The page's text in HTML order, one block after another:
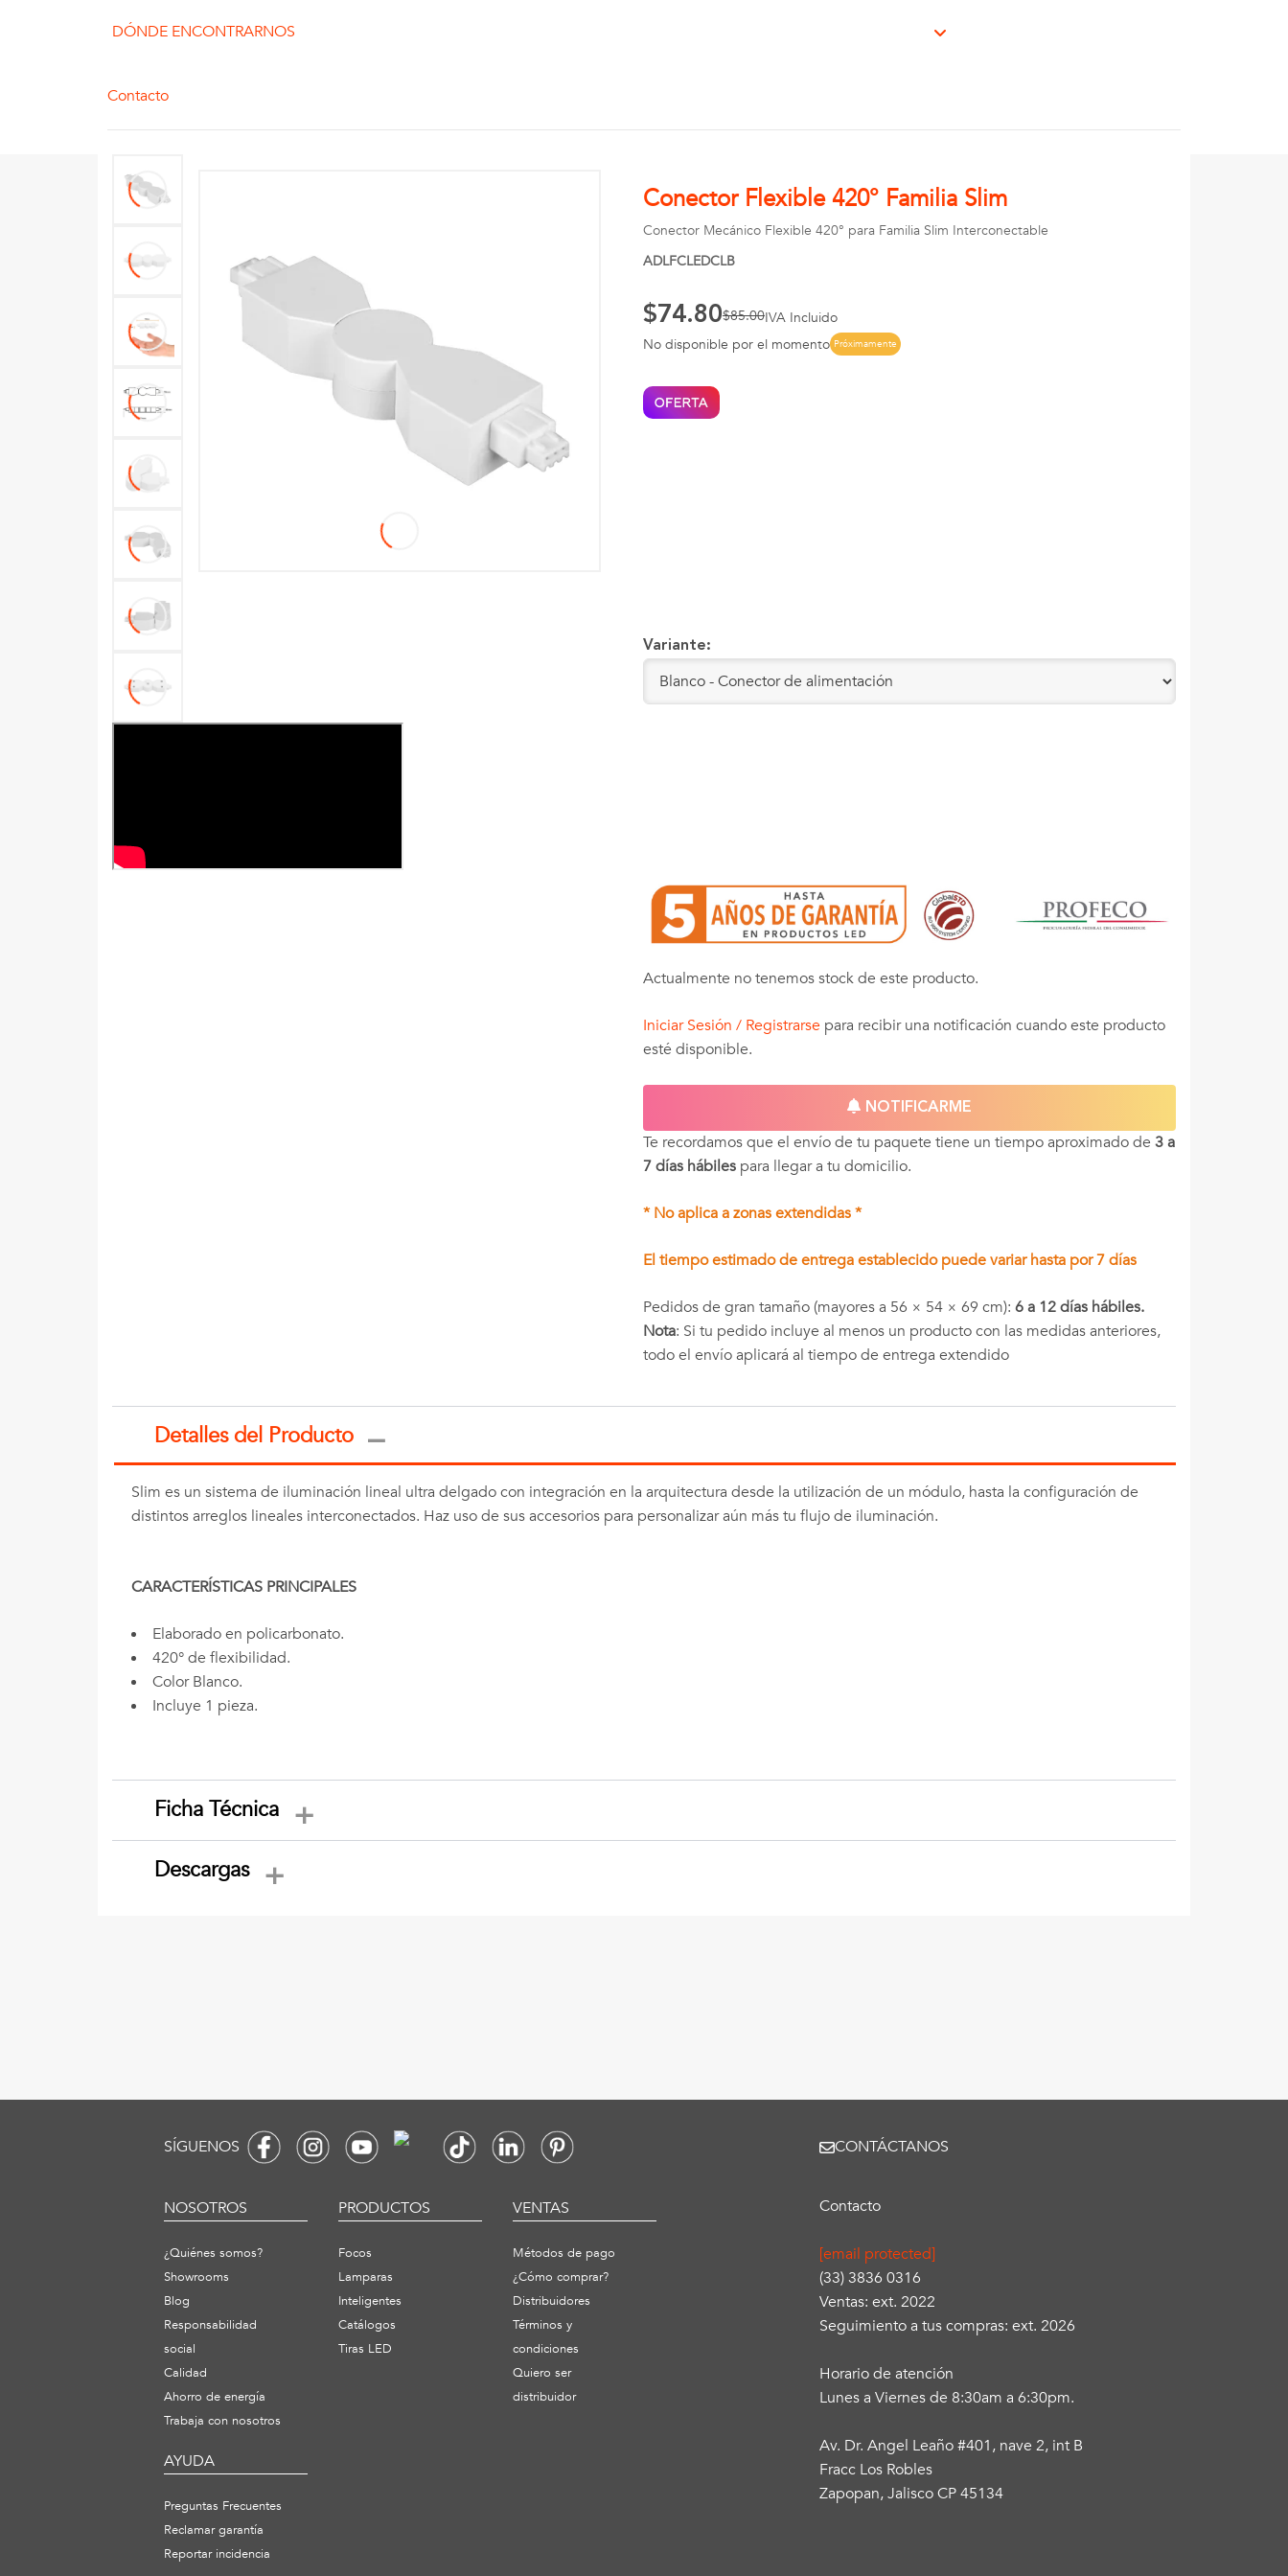
DÓNDE ENCONTRARNOS
Contacto
Conector Flexible 420° Familia Slim
Conector Mecánico Flexible 420° para Familia Slim Interconectable
ADLFCLEDCLB
$74.80$85.00IVA Incluido
No disponible por el momento Próximamente
Variante:
Actualmente no tenemos stock de este producto.
Iniciar Sesión / Registrarsepara recibir una notificación cuando este producto
esté disponible.
NOTIFICARME
Te recordamos que el envío de tu paquete tiene un tiempo aproximado de 3 a
7 días hábilespara llegar a tu domicilio.
* No aplica a zonas extendidas *
El tiempo estimado de entrega establecido puede variar hasta por 7 días
Pedidos de gran tamaño (mayores a 56 × 54 × 69 cm): 6 a 12 días hábiles.
Nota: Si tu pedido incluye al menos un producto con las medidas anteriores,
todo el envío aplicará al tiempo de entrega extendido
Detalles del Producto
Slim es un sistema de iluminación lineal ultra delgado con integración en la arquitectura desde la utilización de un módulo, hasta la configuración de
distintos arreglos lineales interconectados. Haz uso de sus accesorios para personalizar aún más tu flujo de iluminación.
CARACTERÍSTICAS PRINCIPALES
Elaborado en policarbonato.
420° de flexibilidad.
Color Blanco.
Incluye 1 pieza.
Ficha Técnica
Descargas
NOSOTROS
¿Quiénes somos?
Showrooms
Blog
Responsabilidad
social
Calidad
Ahorro de energía
Trabaja con nosotros
PRODUCTOS
Focos
Lamparas
Inteligentes
Catálogos
Tiras LED
VENTAS
Métodos de pago
¿Cómo comprar?
Distribuidores
Términos y
condiciones
Quiero ser
distribuidor
AYUDA
Preguntas Frecuentes
Reclamar garantía
Reportar incidencia
SÍGUENOS
Contacto
[email protected]
(33) 3836 0316
Ventas: ext. 2022
Seguimiento a tus compras: ext. 2026
Horario de atención
Lunes a Viernes de 8:30am a 6:30pm.
Av. Dr. Angel Leaño #401, nave 2, int B
Fracc Los Robles
Zapopan, Jalisco CP 45134
CONTÁCTANOS